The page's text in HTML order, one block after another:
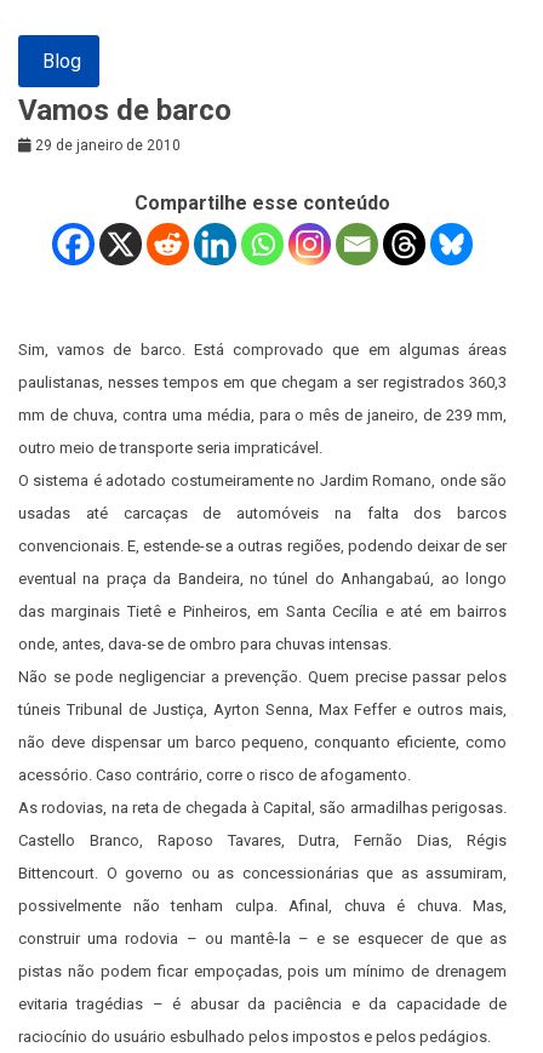
Blog
Vamos de barco
29 de janeiro de 2010
Compartilhe esse conteúdo
Sim, vamos de barco. Está comprovado que em algumas áreas
paulistanas, nesses tempos em que chegam a ser registrados 360,3
mm de chuva, contra uma média, para o mês de janeiro, de 239 mm,
outro meio de transporte seria impraticável.
O sistema é adotado costumeiramente no Jardim Romano, onde são
usadas até carcaças de automóveis na falta dos barcos
convencionais. E, estende-se a outras regiões, podendo deixar de ser
eventual na praça da Bandeira, no túnel do Anhangabaú, ao longo
das marginais Tietê e Pinheiros, em Santa Cecília e até em bairros
onde, antes, dava-se de ombro para chuvas intensas.
Não se pode negligenciar a prevenção. Quem precise passar pelos
túneis Tribunal de Justiça, Ayrton Senna, Max Feffer e outros mais,
não deve dispensar um barco pequeno, conquanto eficiente, como
acessório. Caso contrário, corre o risco de afogamento.
As rodovias, na reta de chegada à Capital, são armadilhas perigosas.
Castello Branco, Raposo Tavares, Dutra, Fernão Dias, Régis
Bittencourt. O governo ou as concessionárias que as assumiram,
possivelmente não tenham culpa. Afinal, chuva é chuva. Mas,
construir uma rodovia – ou mantê-la – e se esquecer de que as
pistas não podem ficar empoçadas, pois um mínimo de drenagem
evitaria tragédias – é abusar da paciência e da capacidade de
raciocínio do usuário esbulhado pelos impostos e pelos pedágios.